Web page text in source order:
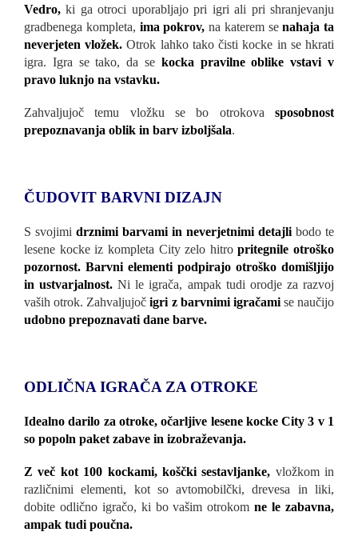
Vedro, ki ga otroci uporabljajo pri igri ali pri shranjevanju
gradbenega kompleta, ima pokrov, na katerem senahaja ta
neverjeten vložek. Otrok lahko tako čisti kocke in se hkrati
igra. Igra se tako, da se kocka pravilne oblike vstavi v
pravo luknjo na vstavku.
Zahvaljujoč temu vložku se bo otrokova sposobnost
prepoznavanja oblik in barv izboljšala.
ČUDOVIT BARVNI DIZAJN
S svojimi drznimi barvami in neverjetnimi detajlibodo te
lesene kocke iz kompleta City zelo hitropritegnile otroško
pozornost. Barvni elementi podpirajo otroško domišljijo
in ustvarjalnost. Ni le igrača, ampak tudi orodje za razvoj
vaših otrok. Zahvaljujočigri z barvnimi igračami se naučijo
udobno prepoznavati dane barve.
ODLIČNA IGRAČA ZA OTROKE
Idealno darilo za otroke, očarljive lesene kocke City 3 v 1
so popoln paket zabave in izobraževanja.
Z več kot 100 kockami, koščki sestavljanke, vložkom in
različnimi elementi, kot so avtomobilčki, drevesa in liki,
dobite odlično igračo, ki bo vašim otrokomne le zabavna,
ampak tudi poučna.